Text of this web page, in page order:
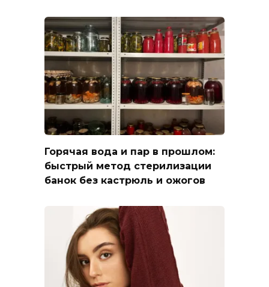
Горячая вода и пар в прошлом:
быстрый метод стерилизации
банок без кастрюль и ожогов